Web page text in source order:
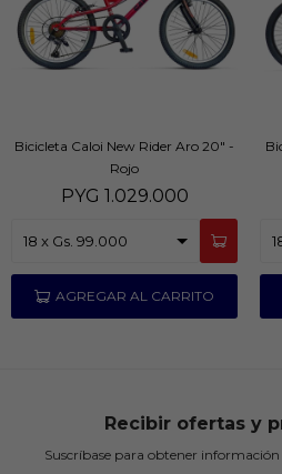
Bicicleta Caloi New Rider Aro 20" -
Rojo
PYG 1.029.000
Recibir ofertas y
Suscríbase para obtener